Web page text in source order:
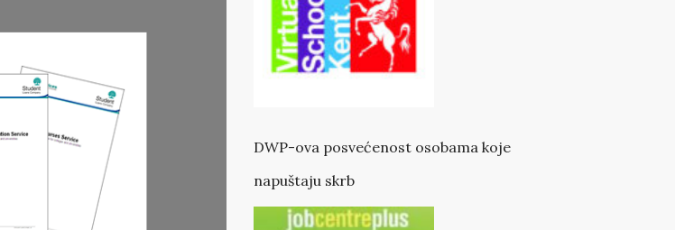
DWP-ova posvećenost osobama koje
napuštaju skrb